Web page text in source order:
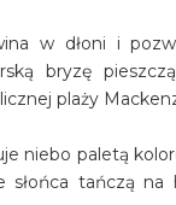
w dłoni i
bryzę
plaży
niebo paletą
tańczą